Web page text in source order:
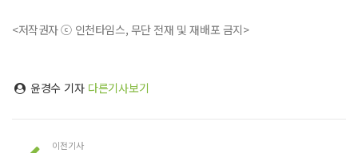
<저작권자 ⓒ 인천타임스, 무단 전재 및 재배포 금지>
윤경수 기자 다른기사보기
이전기사